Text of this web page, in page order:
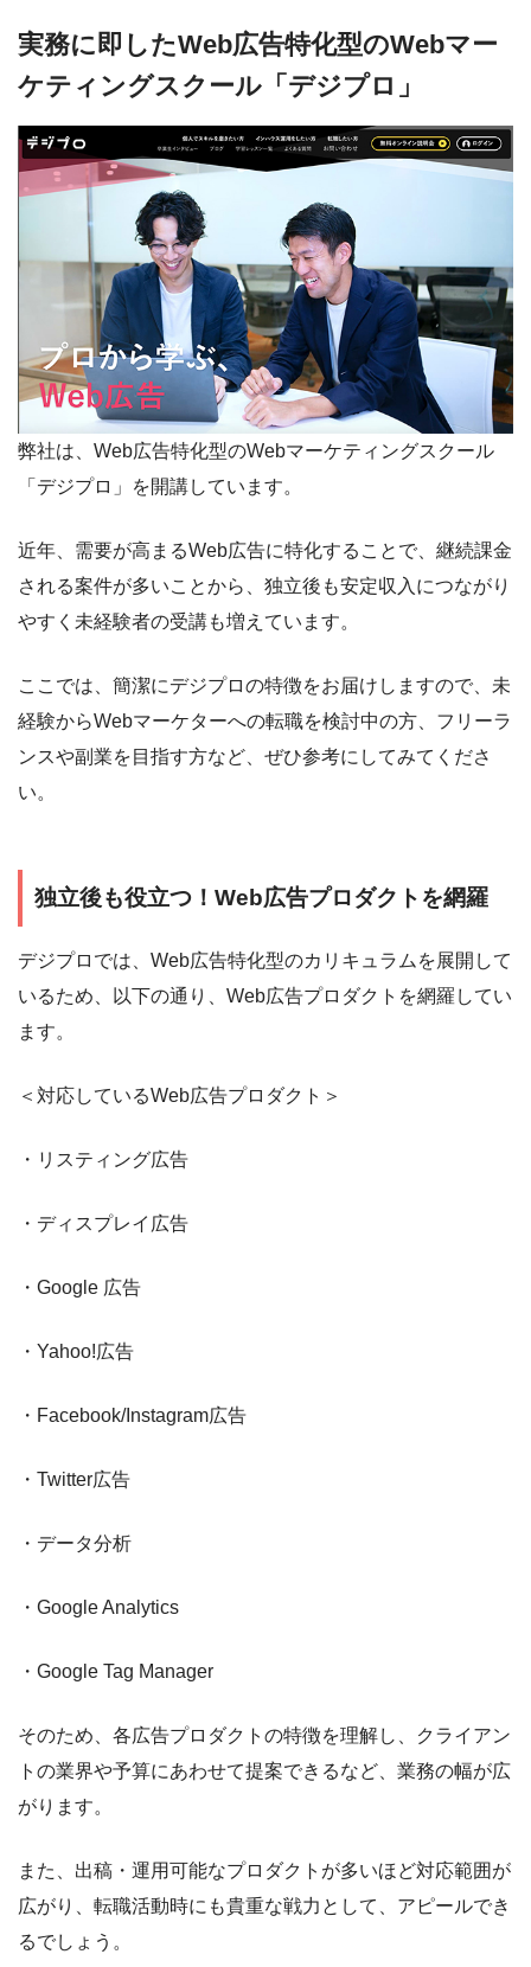
実務に即したWeb広告特化型のWebマー
ケティングスクール「デジプロ」
弊社は、Web広告特化型のWebマーケティングスクール
「デジプロ」を開講しています。
近年、需要が高まるWeb広告に特化することで、継続課金
される案件が多いことから、独立後も安定収入につながり
やすく未経験者の受講も増えています。
ここでは、簡潔にデジプロの特徴をお届けしますので、未
経験からWebマーケターへの転職を検討中の方、フリーラ
ンスや副業を目指す方など、ぜひ参考にしてみてくださ
い。
独立後も役立つ！Web広告プロダクトを網羅
デジプロでは、Web広告特化型のカリキュラムを展開して
いるため、以下の通り、Web広告プロダクトを網羅してい
ます。
＜対応しているWeb広告プロダクト＞
・リスティング広告
・ディスプレイ広告
・Google 広告
・Yahoo!広告
・Facebook/Instagram広告
・Twitter広告
・データ分析
・Google Analytics
・Google Tag Manager
そのため、各広告プロダクトの特徴を理解し、クライアン
トの業界や予算にあわせて提案できるなど、業務の幅が広
がります。
また、出稿・運用可能なプロダクトが多いほど対応範囲が
広がり、転職活動時にも貴重な戦力として、アピールでき
るでしょう。